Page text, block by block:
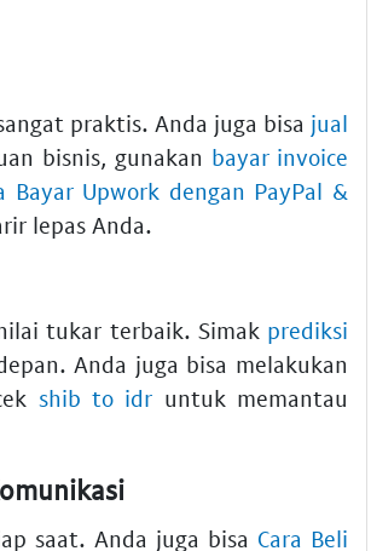
praktis. Anda juga bisa jual
bisnis, gunakan bayar invoice
Bayar Upwork dengan PayPal &
lepas Anda.
tukar terbaik. Simak prediksi
Anda juga bisa melakukan
shib to idr untuk memantau
saat. Anda juga bisa Cara Beli